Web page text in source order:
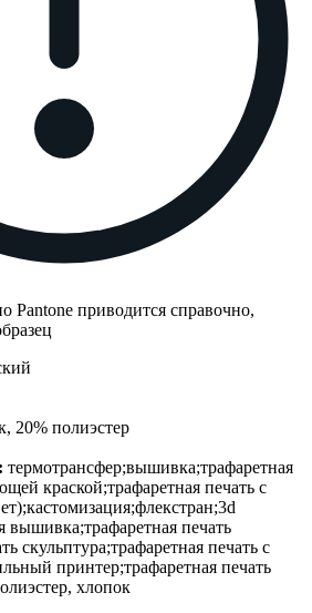
Pantone приводится справочно,
20% полиэстер
термотрансфер;вышивка;трафаретная
краской;трафаретная печать с
вышивка;трафаретная печать
скульптура;трафаретная печать с
принтер;трафаретная печать
хлопок